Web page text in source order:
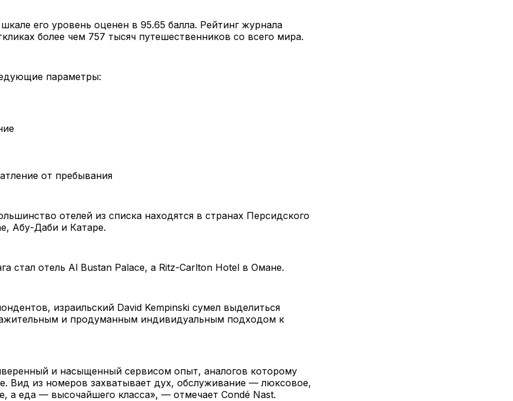
его уровень оценен в 95.65 балла. Рейтинг журнала
более чем 757 тысяч путешественников со всего мира.
параметры:
от пребывания
отелей из списка находятся в странах Персидского
Абу-Даби и Катаре.
стал отель Al Bustan Palace, a Ritz-Carlton Hotel в Омане.
израильский David Kempinski сумел выделиться
и продуманным индивидуальным подходом к
и насыщенный сервисом опыт, аналогов которому
Вид из номеров захватывает дух, обслуживание — люксовое,
а еда — высочайшего класса», — отмечает Condé Nast.